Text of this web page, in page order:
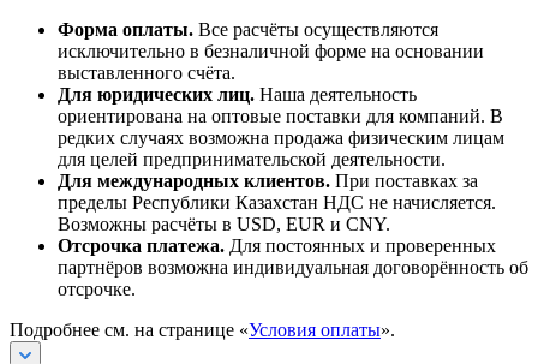
Форма оплаты. Все расчёты осуществляются
исключительно в безналичной форме на основании
выставленного счёта.
Для юридических лиц. Наша деятельность
ориентирована на оптовые поставки для компаний. В
редких случаях возможна продажа физическим лицам
для целей предпринимательской деятельности.
Для международных клиентов. При поставках за
пределы Республики Казахстан НДС не начисляется.
Возможны расчёты в USD, EUR и CNY.
Отсрочка платежа. Для постоянных и проверенных
партнёров возможна индивидуальная договорённость об
отсрочке.
Подробнее см. на странице «Условия оплаты».